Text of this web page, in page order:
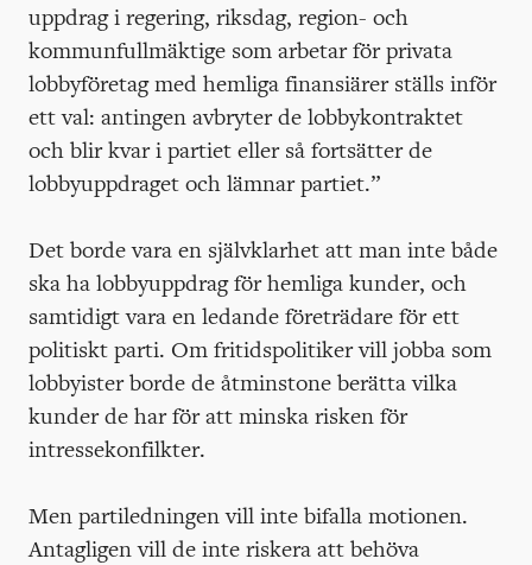
uppdrag i regering, riksdag, region- och
kommunfullmäktige som arbetar för privata
lobbyföretag med hemliga finansiärer ställs inför
ett val: antingen avbryter de lobbykontraktet
och blir kvar i partiet eller så fortsätter de
lobbyuppdraget och lämnar partiet.”
Det borde vara en självklarhet att man inte både
ska ha lobbyuppdrag för hemliga kunder, och
samtidigt vara en ledande företrädare för ett
politiskt parti. Om fritidspolitiker vill jobba som
lobbyister borde de åtminstone berätta vilka
kunder de har för att minska risken för
intressekonfilkter.
Men partiledningen vill inte bifalla motionen.
Antagligen vill de inte riskera att behöva